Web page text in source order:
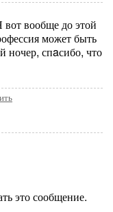
вот вообще до этой
может быть
ночер, спaсибо, что
это сообщение.